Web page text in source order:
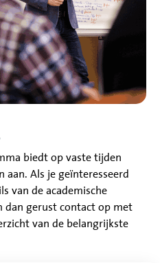
biedt op vaste tijden
aan. Als je geïnteresseerd
van de academische
dan gerust contact op met
van de belangrijkste